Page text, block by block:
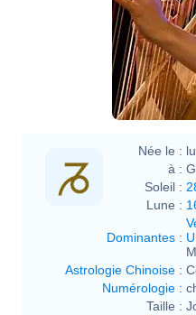
Née le :
à :
Soleil :
Lune :
Dominantes :
Astrologie Chinoise :
Numérologie :
Taille :